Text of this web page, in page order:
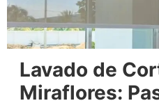
Lavado de
Miraflores: